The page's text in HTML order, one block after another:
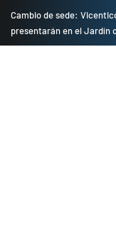
Cambio de sede:
presentarán en el Jardín